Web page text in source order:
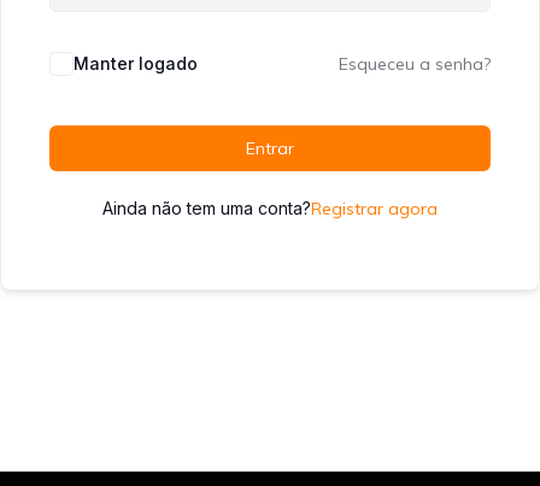
Manter logado Esqueceu a senha?
Entrar
Ainda não tem uma conta?Registrar agora